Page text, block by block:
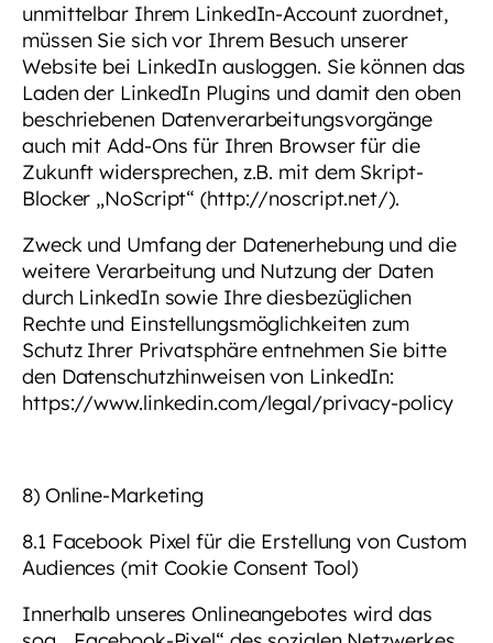
unmittelbar Ihrem LinkedIn-Account zuordnet,
müssen Sie sich vor Ihrem Besuch unserer
Website bei LinkedIn ausloggen. Sie können das
Laden der LinkedIn Plugins und damit den oben
beschriebenen Datenverarbeitungsvorgänge
auch mit Add-Ons für Ihren Browser für die
Zukunft widersprechen, z.B. mit dem Skript-
Blocker „NoScript“ (http://noscript.net/).
Zweck und Umfang der Datenerhebung und die
weitere Verarbeitung und Nutzung der Daten
durch LinkedIn sowie Ihre diesbezüglichen
Rechte und Einstellungsmöglichkeiten zum
Schutz Ihrer Privatsphäre entnehmen Sie bitte
den Datenschutzhinweisen von LinkedIn:
https://www.linkedin.com/legal/privacy-policy
8) Online-Marketing
8.1 Facebook Pixel für die Erstellung von Custom
Audiences (mit Cookie Consent Tool)
Innerhalb unseres Onlineangebotes wird das